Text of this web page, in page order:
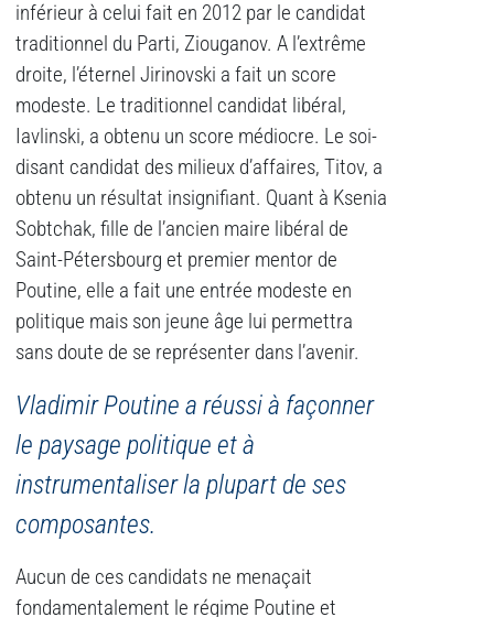
inférieur à celui fait en 2012 par le candidat
traditionnel du Parti, Ziouganov. A l’extrême
droite, l’éternel Jirinovski a fait un score
modeste. Le traditionnel candidat libéral,
Iavlinski, a obtenu un score médiocre. Le soi-
disant candidat des milieux d’affaires, Titov, a
obtenu un résultat insignifiant. Quant à Ksenia
Sobtchak, fille de l’ancien maire libéral de
Saint-Pétersbourg et premier mentor de
Poutine, elle a fait une entrée modeste en
politique mais son jeune âge lui permettra
sans doute de se représenter dans l’avenir.
Vladimir Poutine a réussi à façonner
le paysage politique et à
instrumentaliser la plupart de ses
composantes.
Aucun de ces candidats ne menaçait
fondamentalement le régime Poutine et